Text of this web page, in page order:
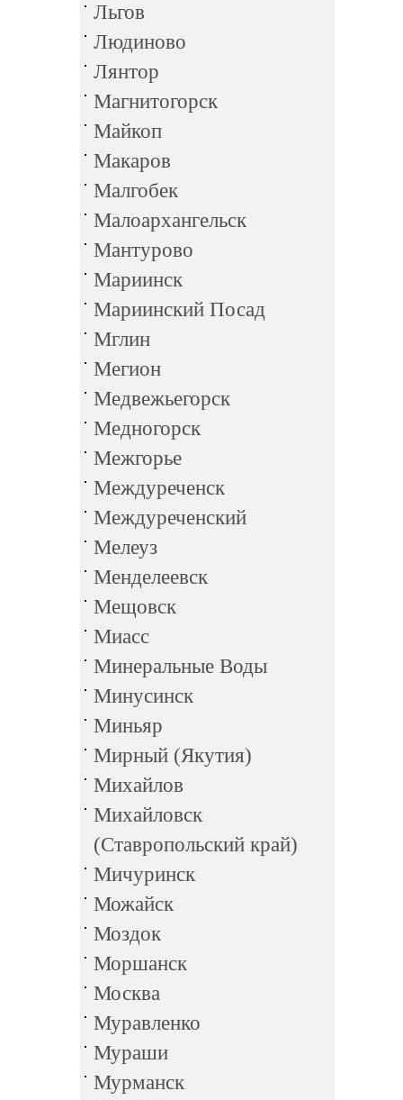
Льгов
Людиново
Лянтор
Магнитогорск
Майкоп
Макаров
Малгобек
Малоархангельск
Мантурово
Мариинск
Мариинский Посад
Мглин
Мегион
Медвежьегорск
Медногорск
Межгорье
Междуреченск
Междуреченский
Мелеуз
Менделеевск
Мещовск
Миасс
Минеральные Воды
Минусинск
Миньяр
Мирный (Якутия)
Михайлов
Михайловск
(Ставропольский край)
Мичуринск
Можайск
Моздок
Моршанск
Москва
Муравленко
Мураши
Мурманск